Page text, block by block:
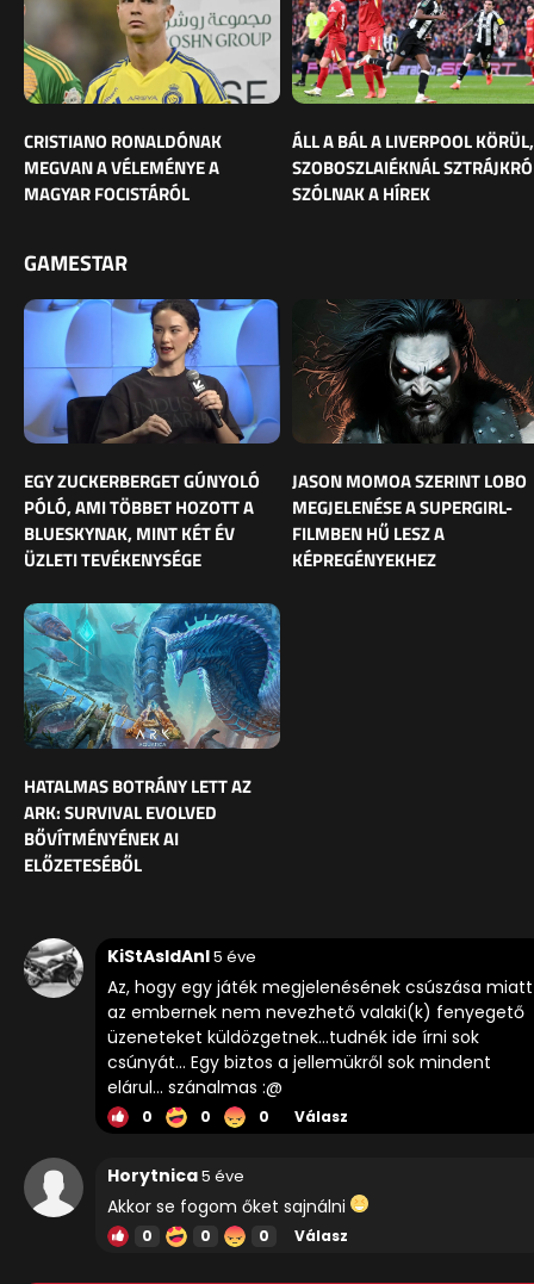
CRISTIANO RONALDÓNAK
MEGVAN A VÉLEMÉNYE A
MAGYAR FOCISTÁRÓL
ÁLL A BÁL A LIVERPOOL KÖRÜL,
SZOBOSZLAIÉKNÁL
SZÓLNAK A HÍREK
GAMESTAR
EGY ZUCKERBERGET GÚNYOLÓ
PÓLÓ, AMI TÖBBET HOZOTT A
BLUESKYNAK, MINT KÉT ÉV
ÜZLETI TEVÉKENYSÉGE
JASON MOMOA SZERINT LOBO
MEGJELENÉSE A SUPERGIRL-
FILMBEN HŰ LESZ A
KÉPREGÉNYEKHEZ
HATALMAS BOTRÁNY LETT AZ
ARK: SURVIVAL EVOLVED
BŐVÍTMÉNYÉNEK AI
ELŐZETESÉBŐL
KiStAsIdAnI5 éve
Az, hogy egy játék megjelenésének csúszása miatt
az embernek nem nevezhető valaki(k) fenyegető
üzeneteket küldözgetnek...tudnék ide írni sok
csúnyát... Egy biztos a jellemükről sok mindent
elárul... szánalmas :@
0 0 0 Válasz
Horytnica5 éve
Akkor se fogom őket sajnálni
0 0 0 Válasz